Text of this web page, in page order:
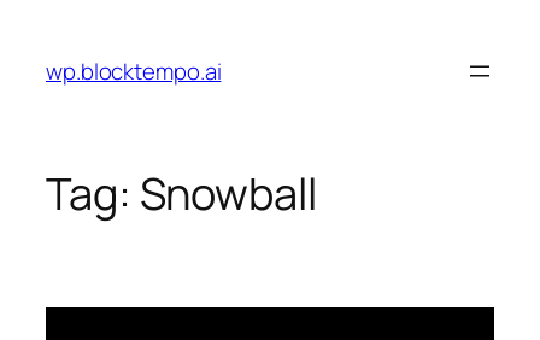
content
wp.blocktempo.ai
Tag: Snowball